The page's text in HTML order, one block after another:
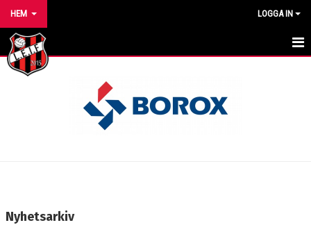
HEM LOGGA IN
HEM
FÖRENINGEN
Nyhetsarkiv